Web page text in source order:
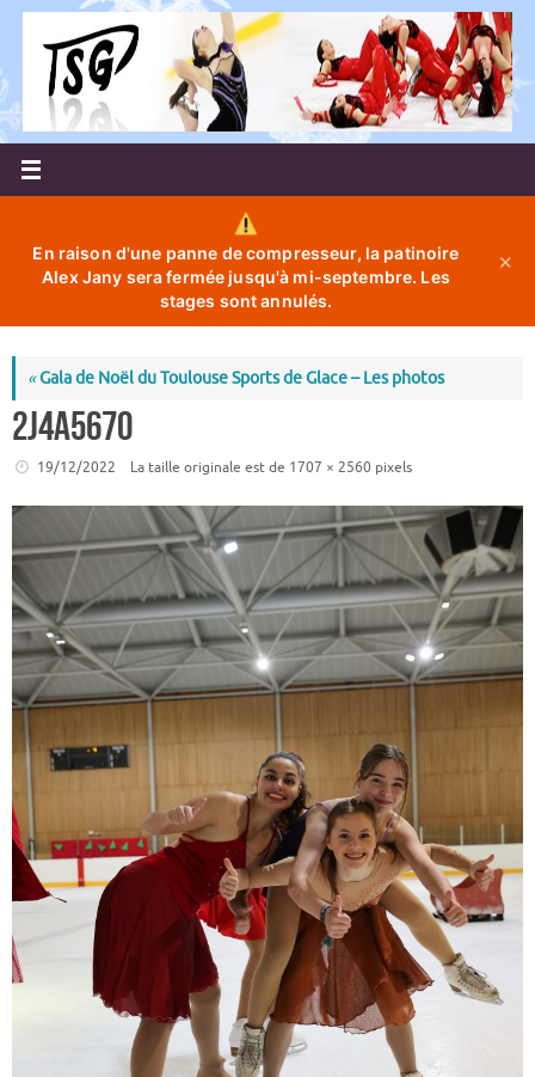
Passer
contenu
En raison d'une panne de compresseur, la patinoire
Alex Jany sera fermée jusqu'à mi-septembre. Les
stages sont annulés.
✕
«Gala de Noël du Toulouse Sports de Glace – Les photos
2J4A5670
19/12/2022 La taille originale est de 1707 × 2560 pixels